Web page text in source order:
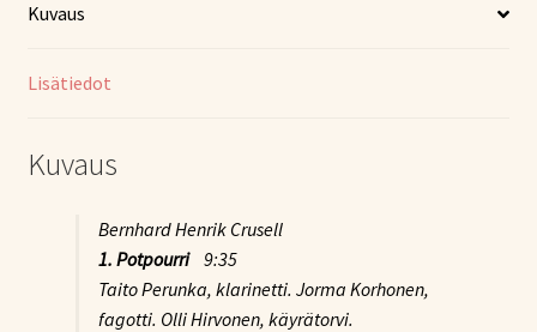
Kuvaus
Lisätiedot
Kuvaus
Bernhard Henrik Crusell
1. Potpourri 9:35
Taito Perunka, klarinetti. Jorma Korhonen,
fagotti. Olli Hirvonen, käyrätorvi.